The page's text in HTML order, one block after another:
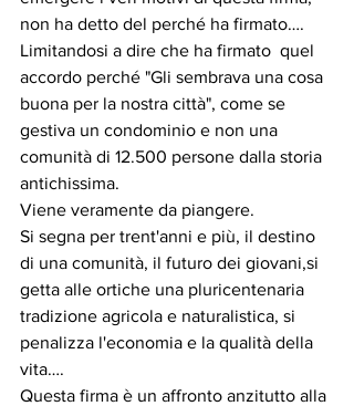
non ha detto del perché ha firmato….
Limitandosi a dire che ha firmato  quel
accordo perché "Gli sembrava una cosa
buona per la nostra città", come se
gestiva un condominio e non una
comunità di 12.500 persone dalla storia
antichissima.
Viene veramente da piangere.
Si segna per trent'anni e più, il destino
di una comunità, il futuro dei giovani,si
getta alle ortiche una pluricentenaria
tradizione agricola e naturalistica, si
penalizza l'economia e la qualità della
vita….
Questa firma è un affronto anzitutto alla